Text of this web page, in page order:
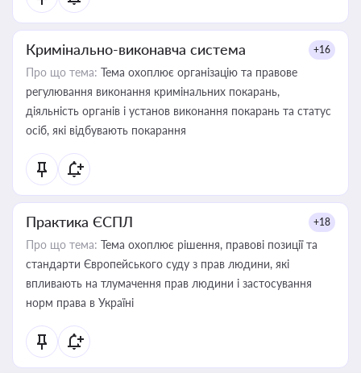
Кримінально-виконавча система +16
Про що тема: Тема охоплює організацію та правове
регулювання виконання кримінальних покарань,
діяльність органів і установ виконання покарань та статус
осіб, які відбувають покарання
Практика ЄСПЛ +18
Про що тема: Тема охоплює рішення, правові позиції та
стандарти Європейського суду з прав людини, які
впливають на тлумачення прав людини і застосування
норм права в Україні